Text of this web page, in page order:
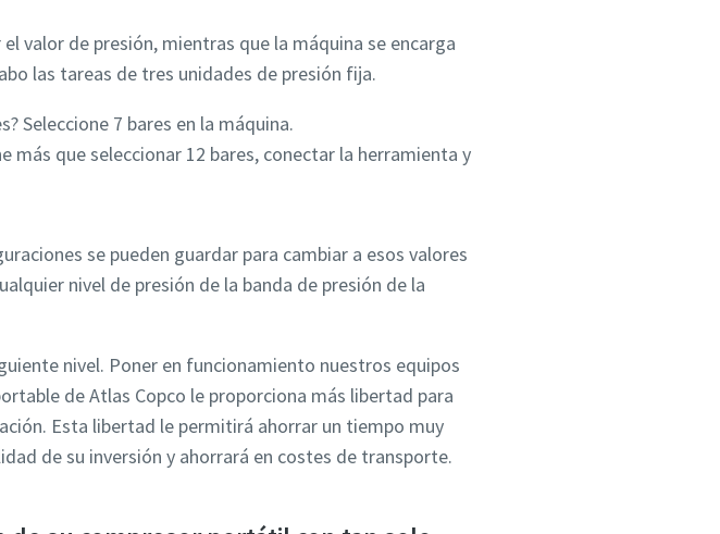
valor de presión, mientras que la máquina se encarga
las tareas de tres unidades de presión fija.
Seleccione 7 bares en la máquina.
que seleccionar 12 bares, conectar la herramienta y
se pueden guardar para cambiar a esos valores
nivel de presión de la banda de presión de la
nivel. Poner en funcionamiento nuestros equipos
de Atlas Copco le proporciona más libertad para
Esta libertad le permitirá ahorrar un tiempo muy
de su inversión y ahorrará en costes de transporte.